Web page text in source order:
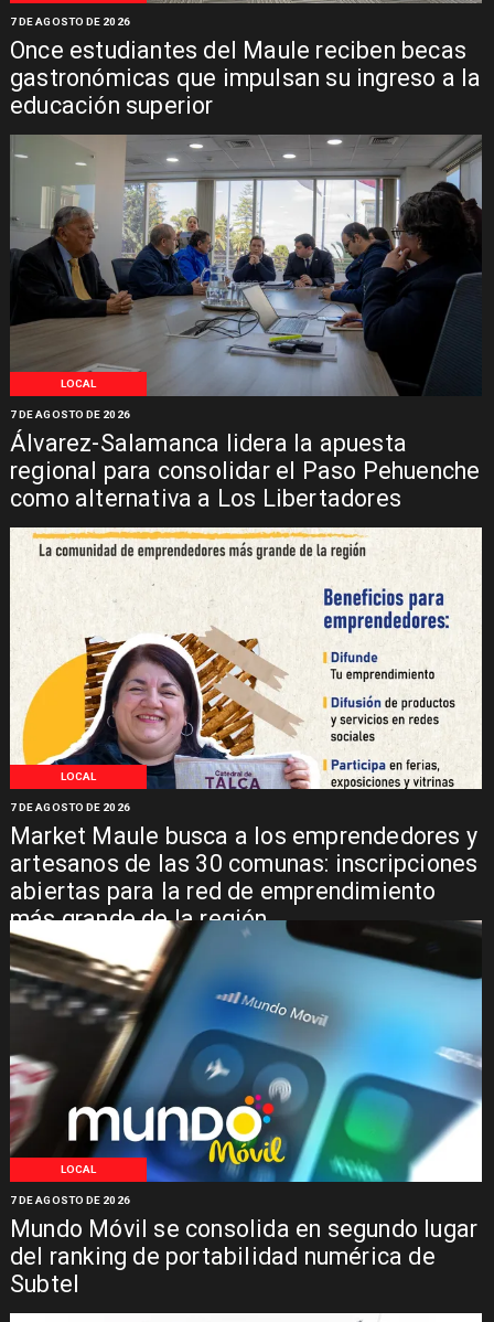
Once estudiantes del Maule reciben becas
gastronómicas que impulsan su ingreso a la
educación superior
7 DE AGOSTO DE 2026
LOCAL
Álvarez-Salamanca lidera la apuesta
regional para consolidar el Paso Pehuenche
como alternativa a Los Libertadores
7 DE AGOSTO DE 2026
LOCAL
Market Maule busca a los emprendedores y
artesanos de las 30 comunas: inscripciones
abiertas para la red de emprendimiento
más grande de la región
7 DE AGOSTO DE 2026
LOCAL
Mundo Móvil se consolida en segundo lugar
del ranking de portabilidad numérica de
Subtel
7 DE AGOSTO DE 2026